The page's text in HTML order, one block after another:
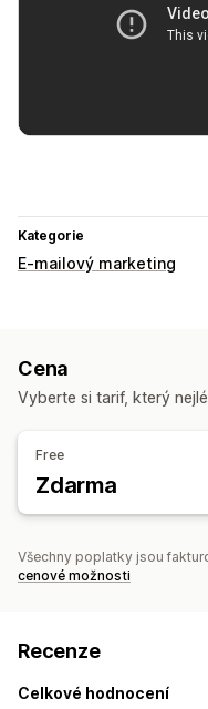
Kategorie
E-mailový marketing
Cena
Vyberte si tarif, který
Free
Zdarma
Všechny poplatky jsou
cenové možnosti
Recenze
Celkové hodnocení